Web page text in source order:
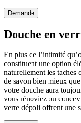
Demande
Douche en
En plus de l’intimité
constituent une option
naturellement les taches
de savon bien mieux
votre douche aura
vous rénoviez ou
verre dépoli offrent une